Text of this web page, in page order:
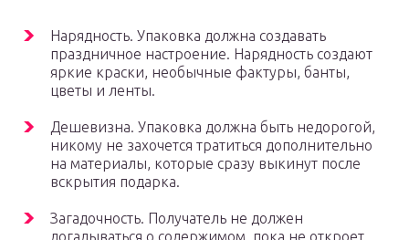
Нарядность. Упаковка должна создавать
праздничное настроение. Нарядность создают
яркие краски, необычные фактуры, банты,
цветы и ленты.
Дешевизна. Упаковка должна быть недорогой,
никому не захочется тратиться дополнительно
на материалы, которые сразу выкинут после
вскрытия подарка.
Загадочность. Получатель не должен
догадываться о содержимом, пока не откроет